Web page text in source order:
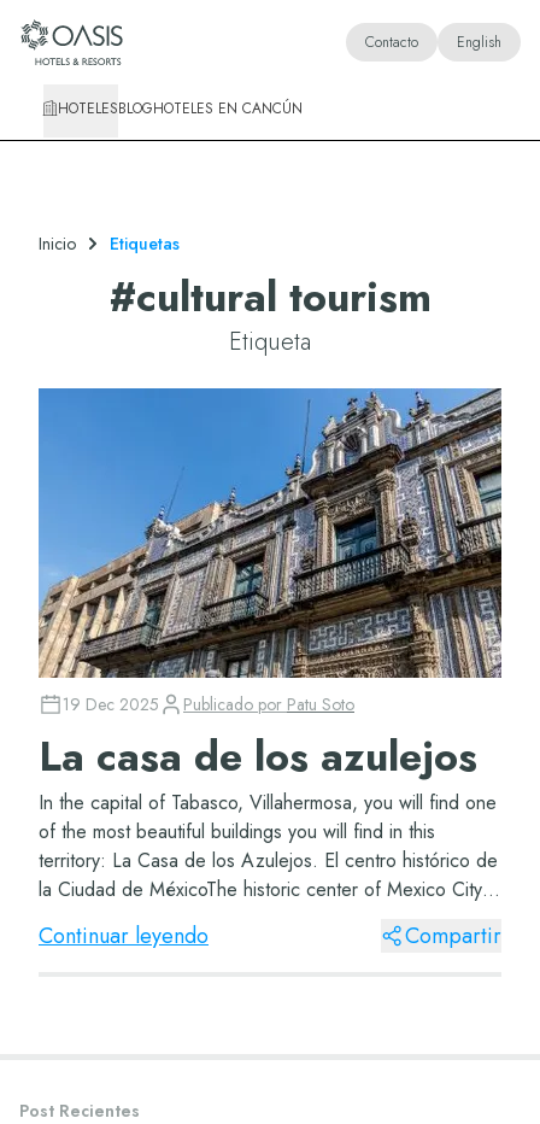
Oasis Hotels & Resorts Contacto English
HOTELESBLOGHOTELES EN CANCÚN
Inicio Etiquetas
#cultural tourism
Etiqueta
19 Dec 2025 Publicado por Patu Soto
La casa de los azulejos
In the capital of Tabasco, Villahermosa, you will find one
of the most beautiful buildings you will find in this
territory: La Casa de los Azulejos. El centro histórico de
la Ciudad de MéxicoThe historic center of Mexico City
Actualmente se considera...
Continuar leyendo Compartir
Post Recientes